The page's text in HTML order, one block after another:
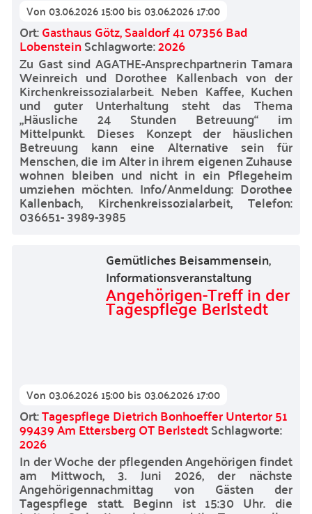
Von03.06.2026 15:00bis03.06.2026 17:00
Ort:Gasthaus Götz, Saaldorf 41 07356 Bad
LobensteinSchlagworte:2026
Zu Gast sind AGATHE-Ansprechpartnerin Tamara
Weinreich und Dorothee Kallenbach von der
Kirchenkreissozialarbeit. Neben Kaffee, Kuchen
und guter Unterhaltung steht das Thema
„Häusliche 24 Stunden Betreuung“ im
Mittelpunkt. Dieses Konzept der häuslichen
Betreuung kann eine Alternative sein für
Menschen, die im Alter in ihrem eigenen Zuhause
wohnen bleiben und nicht in ein Pflegeheim
umziehen möchten. Info/Anmeldung: Dorothee
Kallenbach, Kirchenkreissozialarbeit, Telefon:
036651- 3989-3985
Gemütliches Beisammensein,
Informationsveranstaltung
Angehörigen-Treff in der
Tagespflege Berlstedt
Von03.06.2026 15:00bis03.06.2026 17:00
Ort:Tagespflege Dietrich Bonhoeffer Untertor 51
99439 Am Ettersberg OT BerlstedtSchlagworte:
2026
In der Woche der pflegenden Angehörigen findet
am Mittwoch, 3. Juni 2026, der nächste
Angehörigennachmittag von Gästen der
Tagespflege statt. Beginn ist 15:30 Uhr. die